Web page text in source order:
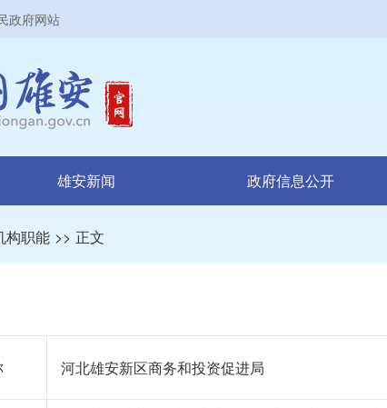
政府网站
雄安新闻 政府信息公开
构职能 >> 正文
河北雄安新区商务和投资促进局